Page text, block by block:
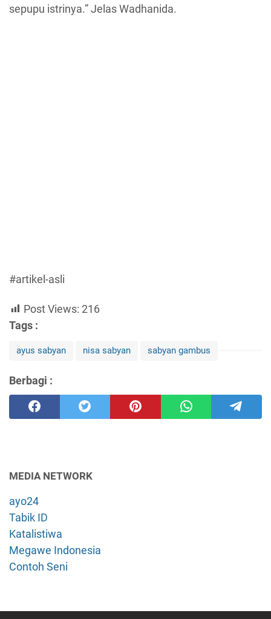
sepupu istrinya.” Jelas Wadhanida.
#artikel-asli
Post Views: 216
Tags :
ayus sabyan nisa sabyan sabyan gambus
Berbagi :
MEDIA NETWORK
ayo24
Tabik ID
Katalistiwa
Megawe Indonesia
Contoh Seni